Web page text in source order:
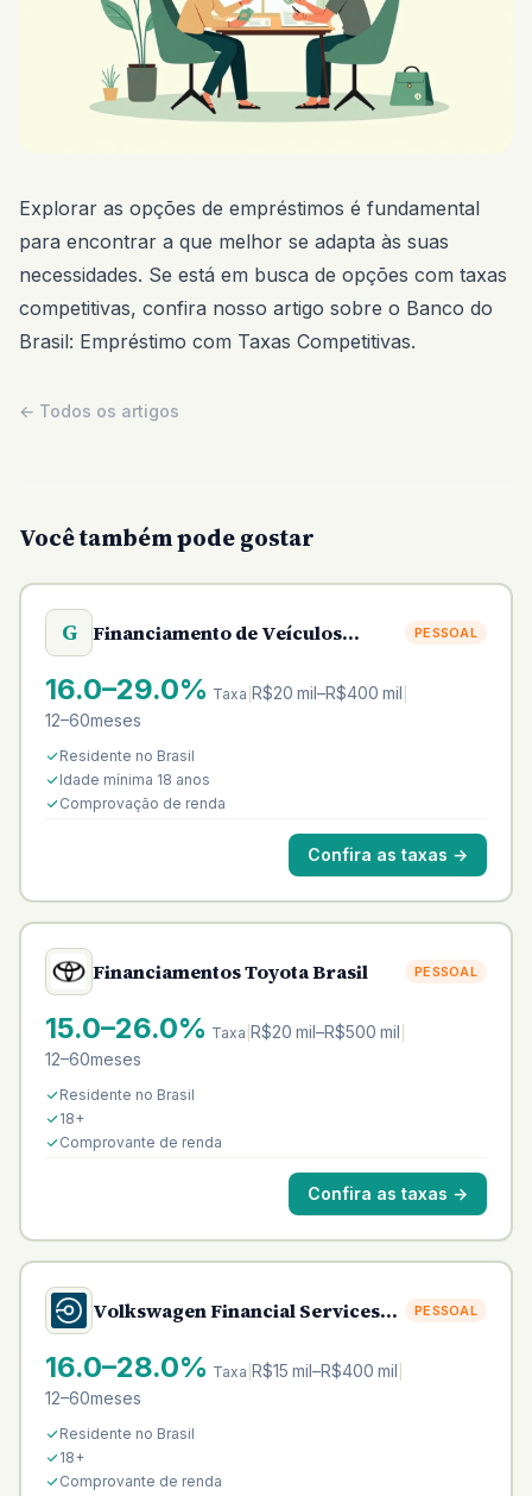
Explorar as opções de empréstimos é fundamental
para encontrar a que melhor se adapta às suas
necessidades. Se está em busca de opções com taxas
competitivas, confira nosso artigo sobre o Banco do
Brasil: Empréstimo com Taxas Competitivas.
← Todos os artigos
Você também pode gostar
G
Financiamento de Veículos
PESSOAL
16.0–29.0% Taxa R$20 mil–R$400 mil
12–60meses
Residente no Brasil
Idade mínima 18 anos
Comprovação de renda
Confira as taxas →
Financiamentos Toyota Brasil PESSOAL
15.0–26.0% Taxa R$20 mil–R$500 mil
12–60meses
Residente no Brasil
18+
Comprovante de renda
Confira as taxas →
Volkswagen Financial Services
PESSOAL
16.0–28.0% Taxa R$15 mil–R$400 mil
12–60meses
Residente no Brasil
18+
Comprovante de renda